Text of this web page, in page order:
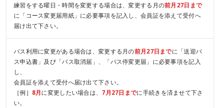
練習をする曜日・時間を変更する場合は、変更する月の前月27日まで
に「コース変更届用紙」に必要事項を記入し、会員証を添えて受付へ
届け出て下さい。
バス利用に変更がある場合は、変更する月の前月27日までに「送迎バ
ス申込書」及び「バス取消届」、「バス停変更届」に必要事項を記入
し、
会員証を添えて受付へ届け出て下さい。
［例］ 8月に変更したい場合は、 7月27日までに手続きを済ませて下さ
い。